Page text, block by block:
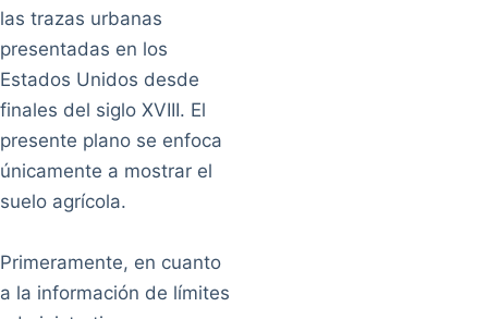
las trazas urbanas
presentadas en los
Estados Unidos desde
finales del siglo XVIII. El
presente plano se enfoca
únicamente a mostrar el
suelo agrícola.
Primeramente, en cuanto
a la información de límites